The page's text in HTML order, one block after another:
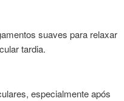
suaves para relaxar
tardia.
especialmente após